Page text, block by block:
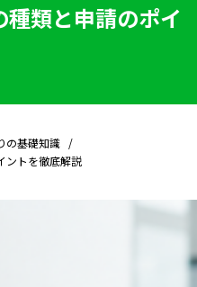
類と申請のポイ
の基礎知識
ントを徹底解説